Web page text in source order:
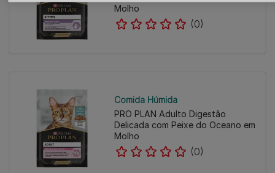
Molho
(0)
Comida Húmida
PRO PLAN Adulto Digestão
Delicada com Peixe do Oceano em
Molho
(0)